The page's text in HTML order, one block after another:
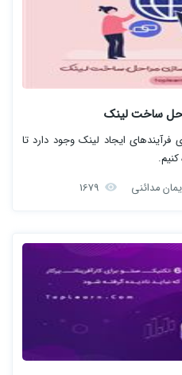
فرآیندهای ایجاد لینک وجود دارد تا
کنیم.
مدائنی